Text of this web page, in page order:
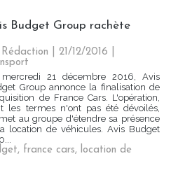
Budget Group rachète
| 21/12/2016
21 décembre 2016, Avis
Group annonce la finalisation de
de France Cars. L'opération,
les termes n'ont pas été dévoilés,
au groupe d'étendre sa présence
location de véhicules. Avis Budget
, france cars, location de